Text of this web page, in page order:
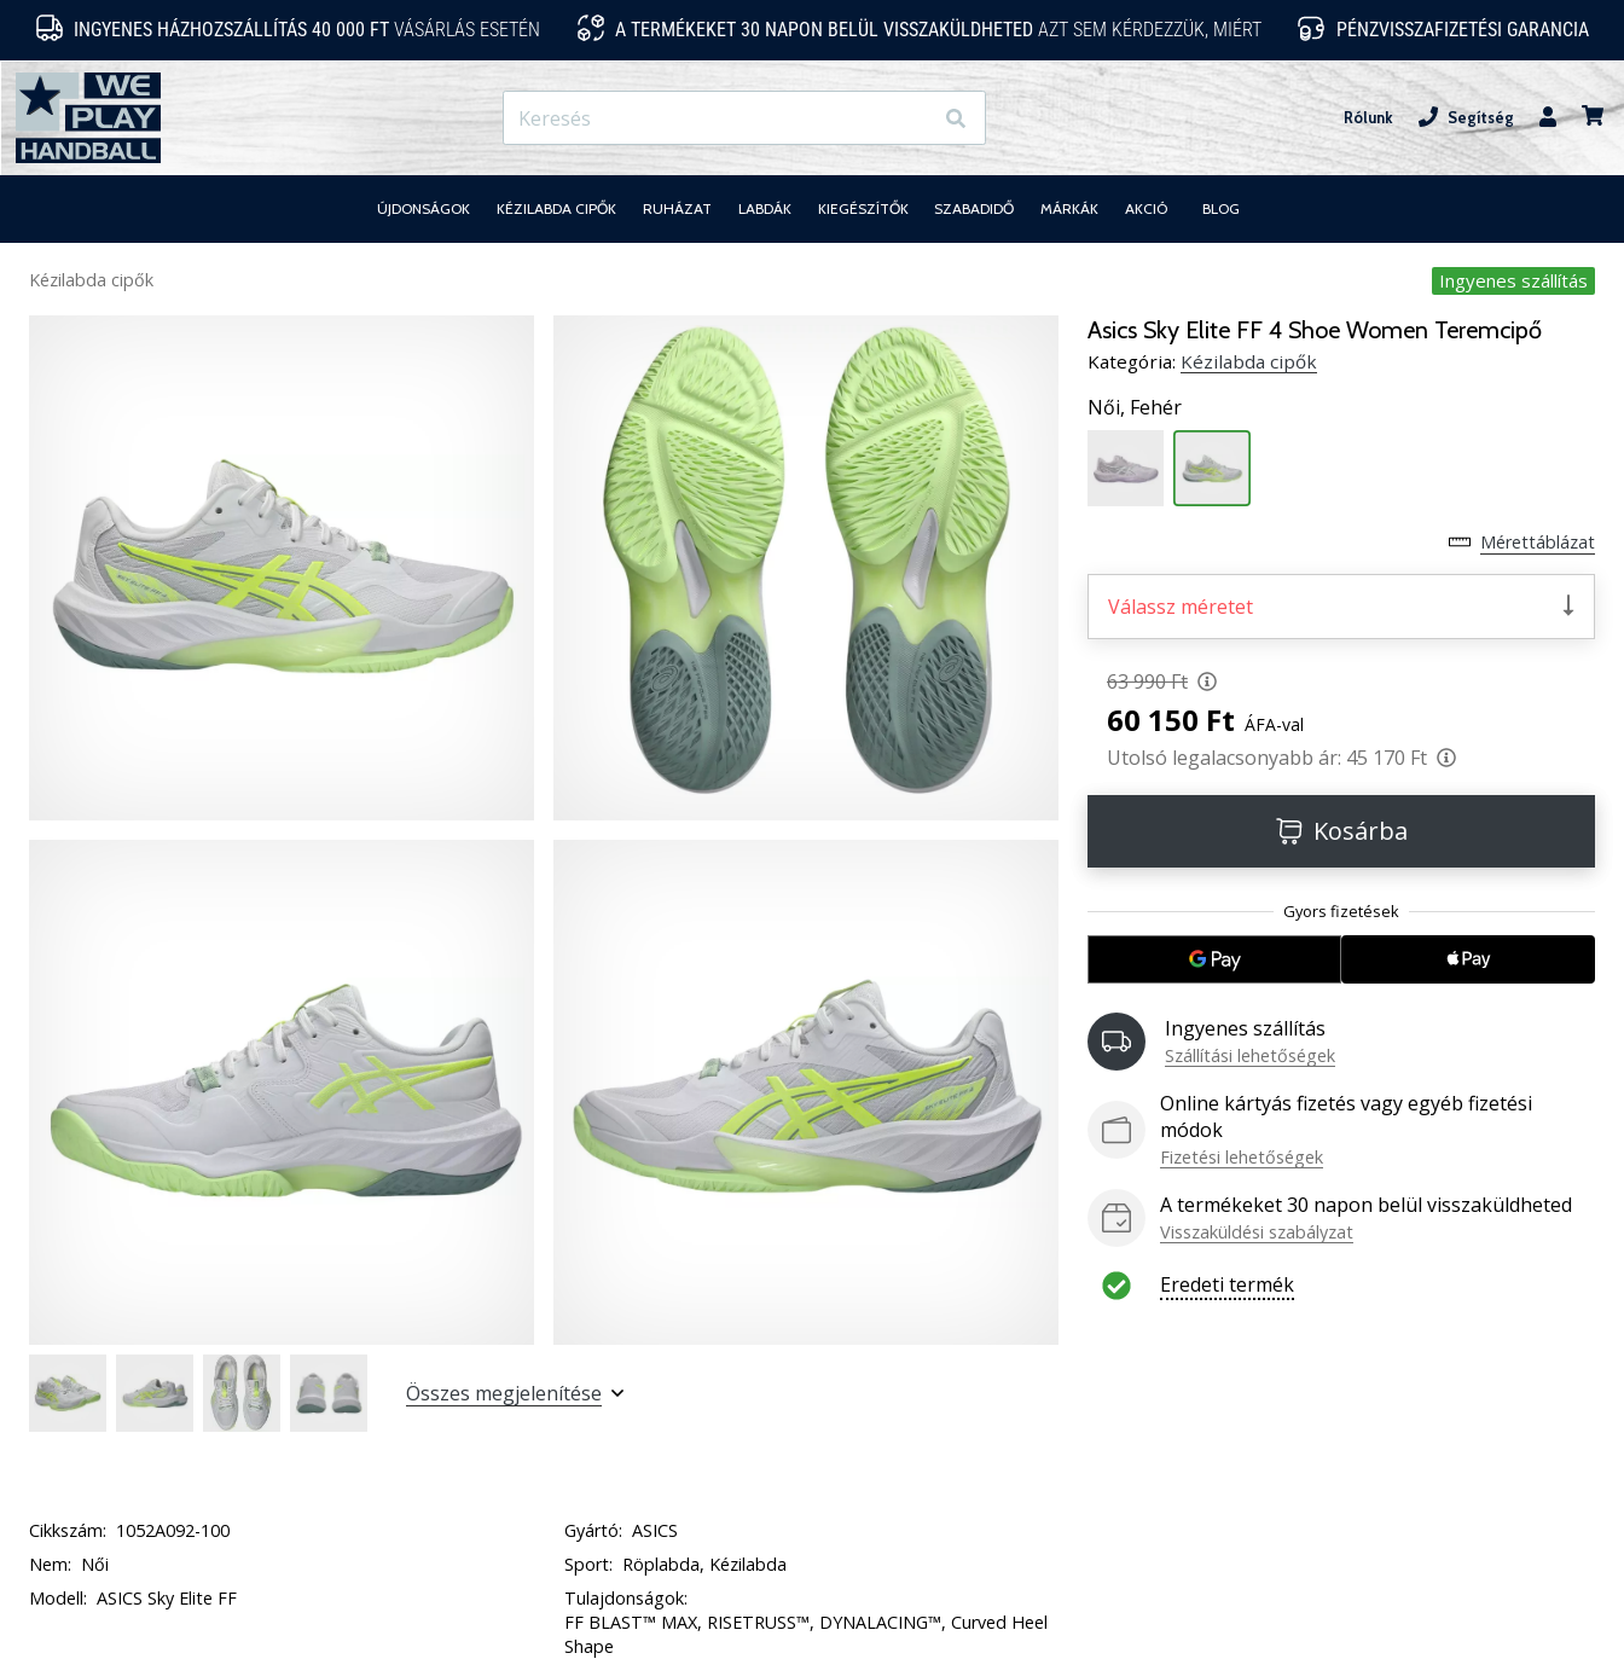
INGYENES HÁZHOZSZÁLLÍTÁS 40 000 FT VÁSÁRLÁS ESETÉN A TERMÉKEKET 30 NAPON BELÜL VISSZAKÜLDHETEDAZT SEM KÉRDEZZÜK, MIÉRT PÉNZVISSZAFIZETÉSI GARANCIA
WePlayHandball.hu
Keresés Rólunk
Segítség
Felhasználó
ÚJDONSÁGOK KÉZILABDA CIPŐK RUHÁZAT LABDÁK KIEGÉSZÍTŐK SZABADIDŐ MÁRKÁK AKCIÓ BLOG
Kézilabda cipők Ingyenes szállítás
Asics Sky Elite FF 4 Shoe Women Teremcipő
Kategória: Kézilabda cipők
Női, Fehér
Mérettáblázat
Válassz méretet
63 990 Ft
60 150 Ft ÁFA-val
Utolsó legalacsonyabb ár: 45 170 Ft
Kosárba
Ingyenes szállítás
Szállítási lehetőségek
Online kártyás fizetés vagy egyéb fizetési
módok
Fizetési lehetőségek
A termékeket 30 napon belül visszaküldheted
Visszaküldési szabályzat
Eredeti termék
Összes megjelenítése
Cikkszám: 1052A092-100 Gyártó: ASICS
Nem: Női Sport: Röplabda, Kézilabda
Modell: ASICS Sky Elite FF
Tulajdonságok:
FF BLAST™ MAX, RISETRUSS™, DYNALACING™, Curved Heel
Shape